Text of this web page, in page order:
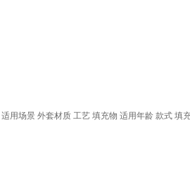
适用场景 外套材质 工艺 填充物 适用年龄 款式 填